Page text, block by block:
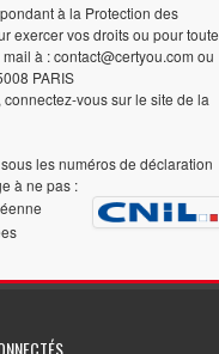
à la Protection des
exercer vos droits ou pour toute
à : contact@certyou.com ou
PARIS
vous sur le site de la
sous les numéros de déclaration
à ne pas :